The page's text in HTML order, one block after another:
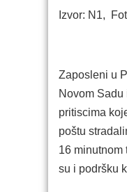
Izvor: N1,
Zaposleni u
Novom Sadu
pritiscima
poštu
16 minutnom
su i podršku